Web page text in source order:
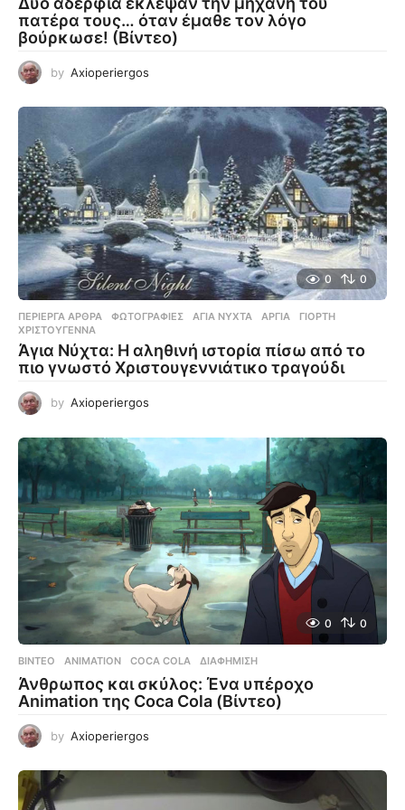
πατέρα τους… όταν έμαθε τον λόγο
βούρκωσε! (Βίντεο)
by Axioperiergos
0 0
ΠΕΡΊΕΡΓΑ ΆΡΘΡΑ ,ΦΩΤΟΓΡΑΦΊΕΣ ΆΓΙΑ ΝΎΧΤΑ ,ΑΡΓΊΑ ,ΓΙΟΡΤΉ
ΧΡΙΣΤΟΎΓΕΝΝΑ
Άγια Νύχτα: Η αληθινή ιστορία πίσω από το
πιο γνωστό Χριστουγεννιάτικο τραγούδι
by Axioperiergos
0 0
ΒΊΝΤΕΟ ANIMATION ,COCA COLA ,ΔΙΑΦΉΜΙΣΗ
Άνθρωπος και σκύλος: Ένα υπέροχο
Animation της Coca Cola (Βίντεο)
by Axioperiergos